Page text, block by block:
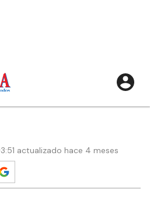
actualizado hace 4 meses